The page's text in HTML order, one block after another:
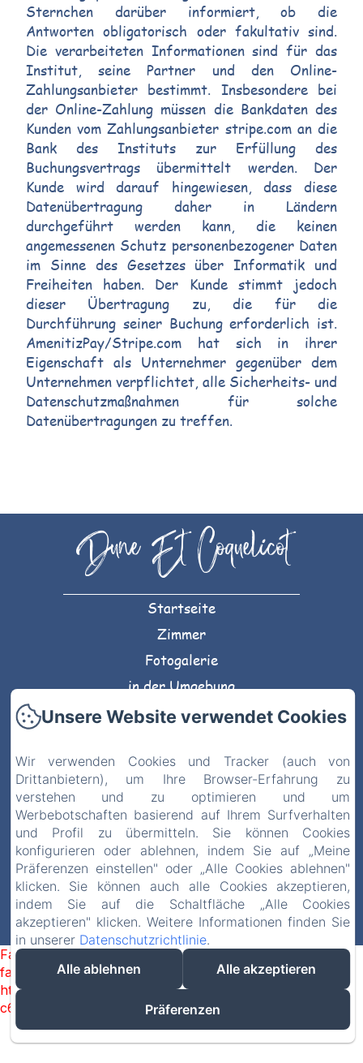
Sternchen darüber informiert, ob die
Antworten obligatorisch oder fakultativ sind.
Die verarbeiteten Informationen sind für das
Institut, seine Partner und den Online-
Zahlungsanbieter bestimmt. Insbesondere bei
der Online-Zahlung müssen die Bankdaten des
Kunden vom Zahlungsanbieter stripe.com an die
Bank des Instituts zur Erfüllung des
Buchungsvertrags übermittelt werden. Der
Kunde wird darauf hingewiesen, dass diese
Datenübertragung daher in Ländern
durchgeführt werden kann, die keinen
angemessenen Schutz personenbezogener Daten
im Sinne des Gesetzes über Informatik und
Freiheiten haben. Der Kunde stimmt jedoch
dieser Übertragung zu, die für die
Durchführung seiner Buchung erforderlich ist.
AmenitizPay/Stripe.com hat sich in ihrer
Eigenschaft als Unternehmer gegenüber dem
Unternehmen verpflichtet, alle Sicherheits- und
Datenschutzmaßnahmen für solche
Datenübertragungen zu treffen.
Dune Et Coquelicot
Startseite
Zimmer
Fotogalerie
in der Umgebung
Willkommenbroschüre
Datenschutzerklärung
Rechtliche Informationen
Cookie-Informationen
Verkaufsbedingungen
EN FR
DE
Powered mit Amenitiz
Failed to load BookingEngine/index: Loading chunk 1322
failed. (missing:
https://d1cmur5l0xva3h.cloudfront.net/packs/1322-
c6e932f9d3d27b65-1bf7c4dc6a241241.js)
Unsere Website verwendet Cookies
Wir verwenden Cookies und Tracker (auch von
Drittanbietern), um Ihre Browser-Erfahrung zu
verstehen und zu optimieren und um
Werbebotschaften basierend auf Ihrem Surfverhalten
und Profil zu übermitteln. Sie können Cookies
konfigurieren oder ablehnen, indem Sie auf „Meine
Präferenzen einstellen" oder „Alle Cookies ablehnen"
klicken. Sie können auch alle Cookies akzeptieren,
indem Sie auf die Schaltfläche „Alle Cookies
akzeptieren" klicken. Weitere Informationen finden Sie
in unserer Datenschutzrichtlinie.
Alle ablehnen
Alle akzeptieren
Präferenzen